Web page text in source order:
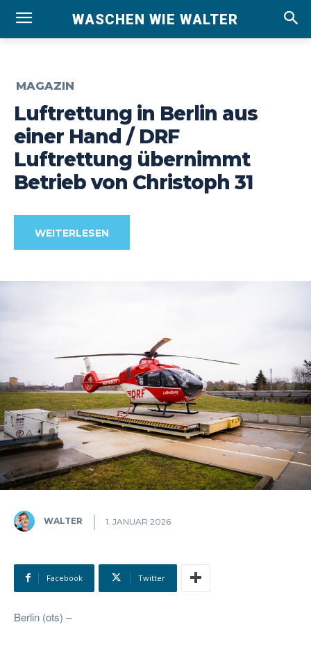
WASCHEN WIE WALTER
MAGAZIN
Luftrettung in Berlin aus
einer Hand / DRF
Luftrettung übernimmt
Betrieb von Christoph 31
WEITERLESEN
WALTER 1. JANUAR 2026
Facebook Twitter
Berlin (ots) –